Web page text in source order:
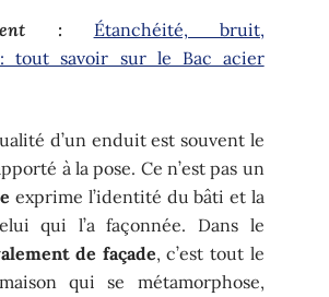
:
Étanchéité, bruit,
: tout savoir sur le Bac acier
d’un enduit est souvent le
à la pose. Ce n’est pas un
exprime l’identité du bâti et la
qui l’a façonnée. Dans le
de façade, c’est tout le
qui se métamorphose,